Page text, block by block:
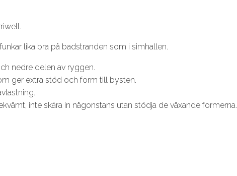
lika bra på badstranden som i simhallen.
nedre delen av ryggen.
ger extra stöd och form till bysten.
inte skära in någonstans utan stödja de växande formerna.